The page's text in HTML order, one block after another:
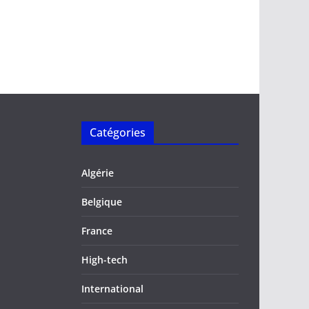
Catégories
Algérie
Belgique
France
High-tech
International